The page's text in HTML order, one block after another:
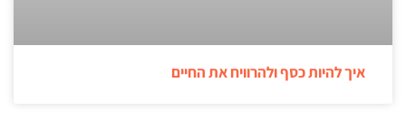
איך להיות כסף ולהרוויח את החיים